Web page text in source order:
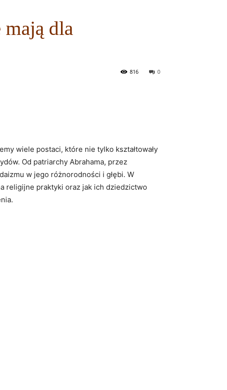
dla
0
816
wiele postaci, które nie tylko kształtowały
Od patriarchy Abrahama, przez
w jego różnorodności i głębi. W
religijne praktyki oraz jak ich dziedzictwo